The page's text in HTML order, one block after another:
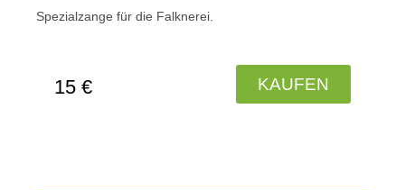
Spezialzange für die Falknerei.
15 € KAUFEN